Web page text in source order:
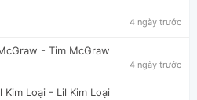
4 ngày trước
- Tim McGraw
4 ngày trước
Kim Loại - Lil Kim Loại